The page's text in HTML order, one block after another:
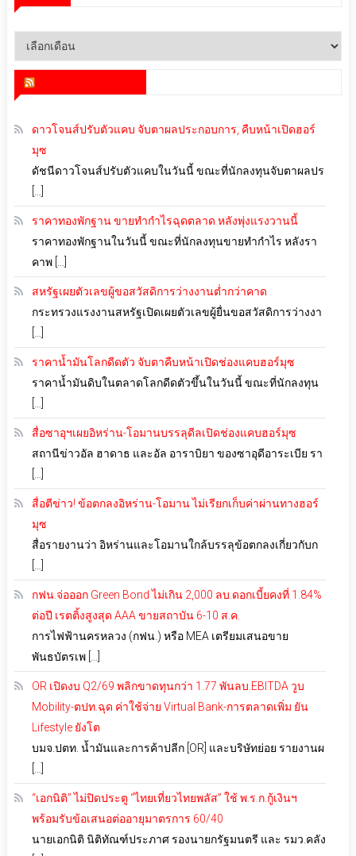
คลัง
ดาวโจนส์ปรับตัวแคบ จับตาผลประกอบการ, คืบหน้าเปิดฮอร์
มุซ
ดัชนีดาวโจนส์ปรับตัวแคบในวันนี้ ขณะที่นักลงทุนจับตาผลปร
ราคาทองพักฐาน ขายทำกำไรฉุดตลาด หลังพุ่งแรงวานนี้
ราคาทองพักฐานในวันนี้ ขณะที่นักลงทุนขายทำกำไร หลังรา
คาพ […]
สหรัฐเผยตัวเลขผู้ขอสวัสดิการว่างงานต่ำกว่าคาด
กระทรวงแรงงานสหรัฐเปิดเผยตัวเลขผู้ยื่นขอสวัสดิการว่างงา
ราคาน้ำมันโลกดีดตัว จับตาคืบหน้าเปิดช่องแคบฮอร์มุซ
ราคาน้ำมันดิบในตลาดโลกดีดตัวขึ้นในวันนี้ ขณะที่นักลงทุน
สื่อซาอุฯเผยอิหร่าน-โอมานบรรลุดีลเปิดช่องแคบฮอร์มุซ
สถานีข่าวอัล ฮาดาธ และอัล อาราบิยา ของซาอุดีอาระเบีย รา
สื่อตีข่าว! ข้อตกลงอิหร่าน-โอมาน ไม่เรียกเก็บค่าผ่านทางฮอร์
มุซ
สื่อรายงานว่า อิหร่านและโอมานใกล้บรรลุข้อตกลงเกี่ยวกับก
กฟน.จ่อออก Green Bond ไม่เกิน 2,000 ลบ.ดอกเบี้ยคงที่ 1.84%
ต่อปี เรตติ้งสูงสุด AAA ขายสถาบัน 6-10 ส.ค.
การไฟฟ้านครหลวง (กฟน.) หรือ MEA เตรียมเสนอขาย
พันธบัตรเพ […]
OR เปิดงบ Q2/69 พลิกขาดทุนกว่า 1.77 พันลบ.EBITDA วูบ
Mobility-ตปท.ฉุด ค่าใช้จ่าย Virtual Bank-การตลาดเพิ่ม ยัน
Lifestyle ยังโต
บมจ.ปตท. น้ำมันและการค้าปลีก [OR] และบริษัทย่อย รายงานผ
“เอกนิติ” ไม่ปิดประตู “ไทยเที่ยวไทยพลัส” ใช้ พ.ร.ก.กู้เงินฯ
พร้อมรับข้อเสนอต่ออายุมาตรการ 60/40
นายเอกนิติ นิติทัณฑ์ประภาศ รองนายกรัฐมนตรี และ รมว.คลัง